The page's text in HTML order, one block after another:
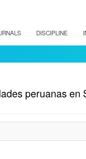
DISCIPLINE
peruanas en